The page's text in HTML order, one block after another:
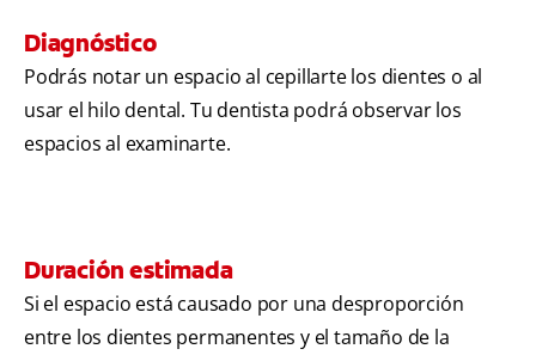
Diagnóstico
Podrás notar un espacio al cepillarte los dientes o al
usar el hilo dental. Tu dentista podrá observar los
espacios al examinarte.
Duración estimada
Si el espacio está causado por una desproporción
entre los dientes permanentes y el tamaño de la